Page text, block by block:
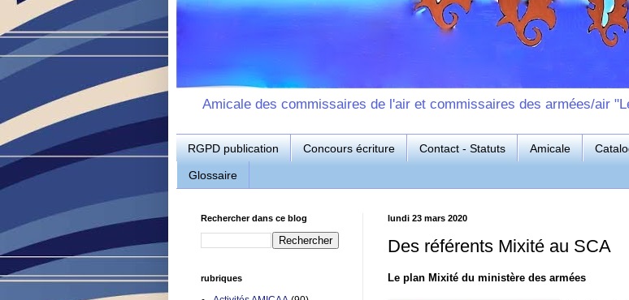
Amicale des commissaires de l'air et commissaires des armées/air
RGPD publication Concours écriture Contact - Statuts Amicale
Glossaire
lundi 23 mars 2020
Des référents Mixité au SCA
Le plan Mixité du ministère des armées
Rechercher dans ce blog
rubriques